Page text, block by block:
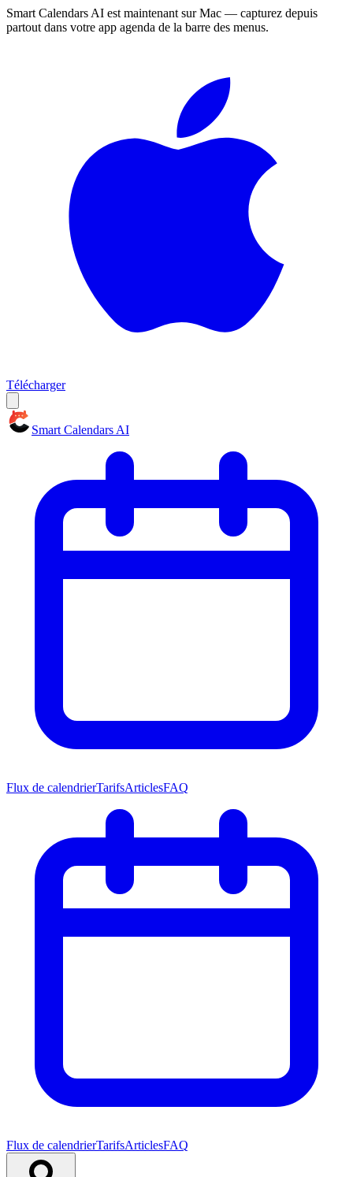
Smart Calendars AI est maintenant sur Mac — capturez depuis
partout dans votre app agenda de la barre des menus.
Télécharger
Smart Calendars AI
Flux de calendrierTarifsArticlesFAQ
Flux de calendrierTarifsArticlesFAQ